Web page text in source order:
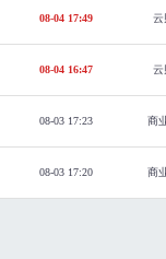
08-04 17:49 云
08-04 16:47 云
08-03 17:23 商
08-03 17:20 商